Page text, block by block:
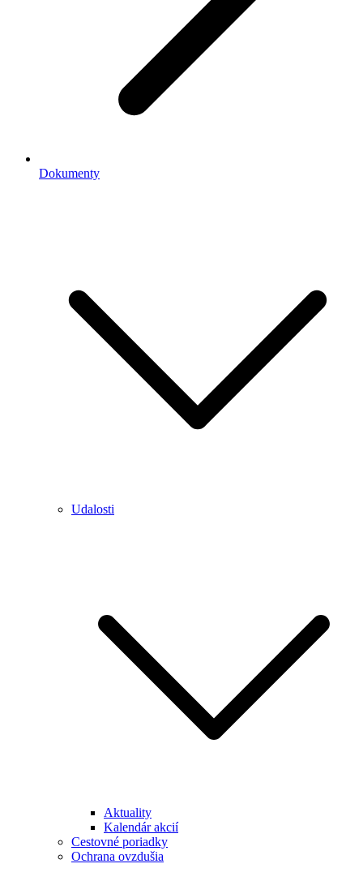
Dokumenty
Udalosti
Aktuality
Kalendár akcií
Cestovné poriadky
Ochrana ovzdušia